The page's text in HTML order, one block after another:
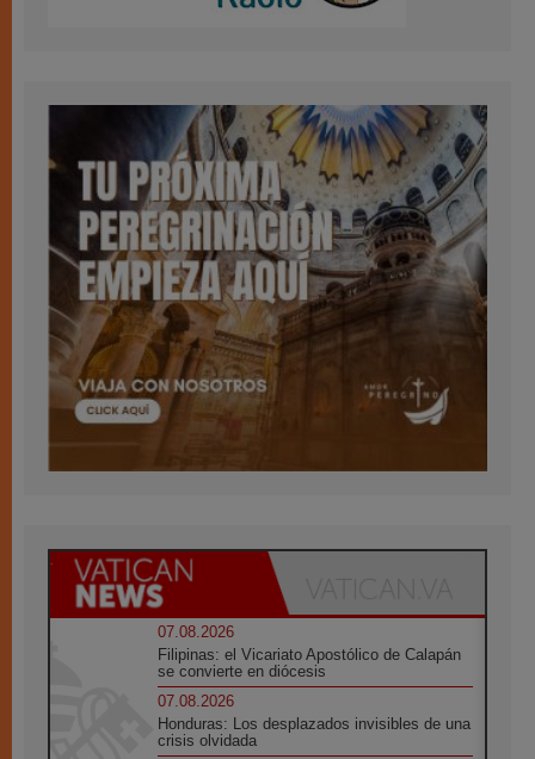
07.08.2026
Filipinas: el Vicariato Apostólico de Calapán
se convierte en diócesis
07.08.2026
Honduras: Los desplazados invisibles de una
crisis olvidada